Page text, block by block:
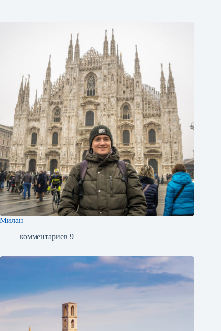
Милан
комментариев 9